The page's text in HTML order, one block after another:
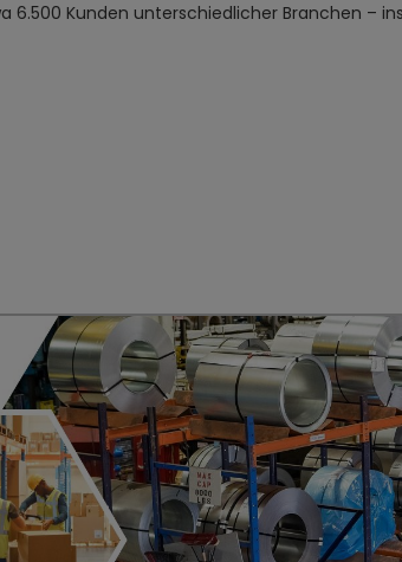
Kunden unterschiedlicher Branchen –